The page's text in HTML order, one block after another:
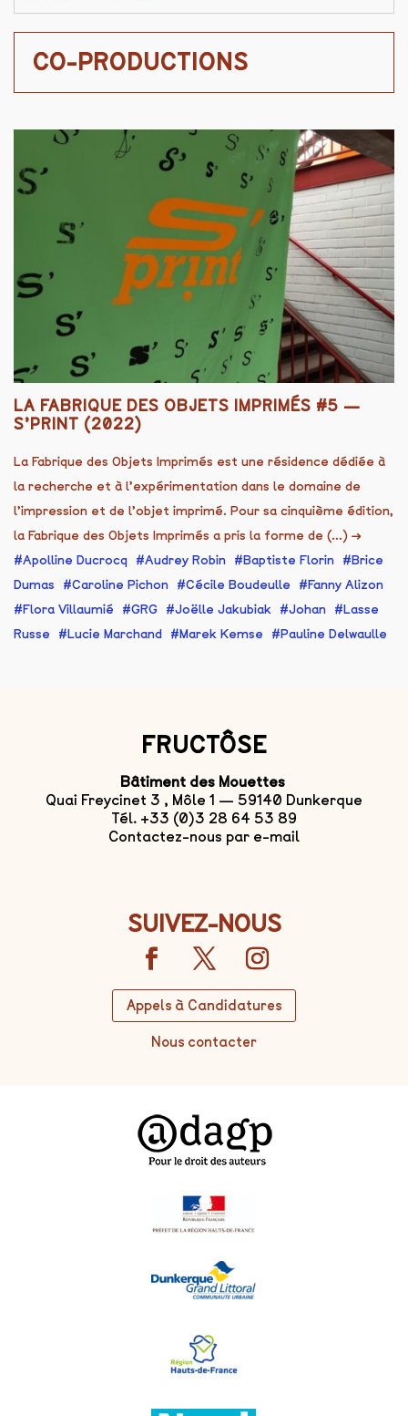
CO-PRODUCTIONS
LA FABRIQUE DES OBJETS IMPRIMÉS #5 —
S’PRINT (2022)
La Fabrique des Objets Imprimés est une résidence dédiée à
la recherche et à l’expérimentation dans le domaine de
l’impression et de l’objet imprimé. Pour sa cinquième édition,
la Fabrique des Objets Imprimés a pris la forme de (...) →
Apolline Ducrocq
Audrey Robin Baptiste Florin
Brice
Dumas
Caroline Pichon Cécile Boudeulle
Fanny Alizon
Flora Villaumié
GRG Joëlle Jakubiak Johan
Lasse
Russe
Lucie Marchand Marek Kemse Pauline Delwaulle
FRUCTÔSE
Bâtiment des Mouettes
Quai Freycinet 3 , Môle 1 — 59140 Dunkerque
Tél. +33 (0)3 28 64 53 89
Contactez-nous par e-mail
SUIVEZ-NOUS
Appels à Candidatures
Nous contacter